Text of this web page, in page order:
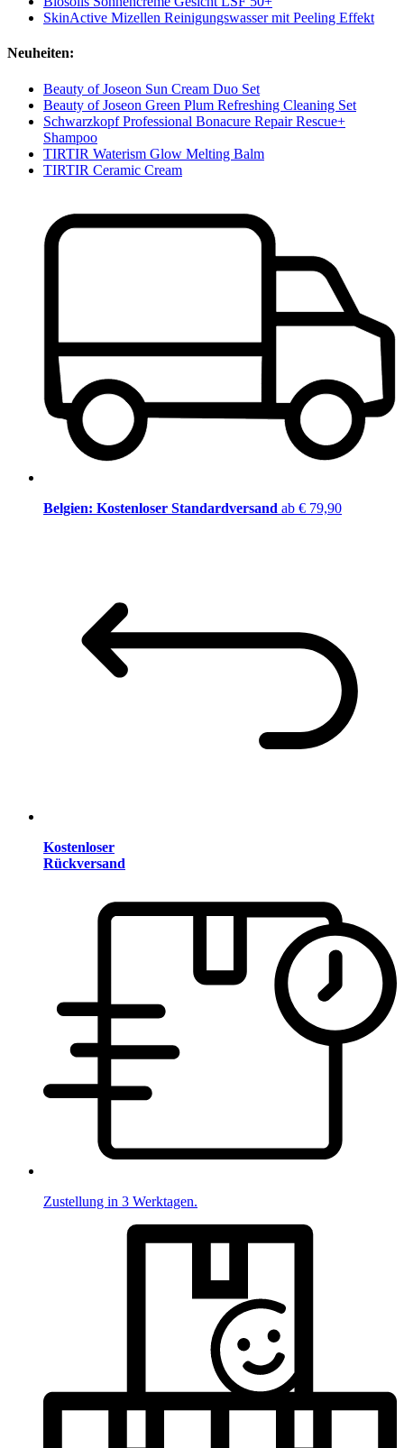
SkinActive Mizellen Reinigungswasser mit Peeling Effekt
Neuheiten:
Beauty of Joseon Sun Cream Duo Set
Beauty of Joseon Green Plum Refreshing Cleaning Set
Schwarzkopf Professional Bonacure Repair Rescue+
Shampoo
TIRTIR Waterism Glow Melting Balm
TIRTIR Ceramic Cream
Belgien: Kostenloser Standardversand ab € 79,90
Kostenloser
Rückversand
Zustellung in 3 Werktagen.